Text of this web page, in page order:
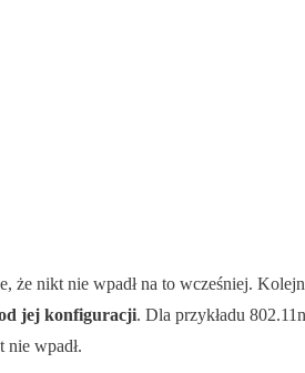
że nikt nie wpadł na to wcześniej.
jej konfiguracji. Dla przykładu
nie wpadł.